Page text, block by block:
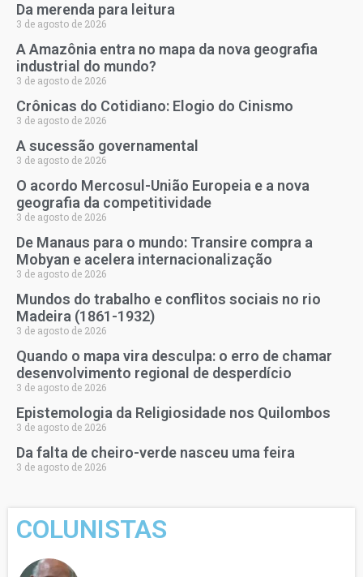
Da merenda para leitura
3 de agosto de 2026
A Amazônia entra no mapa da nova geografia
industrial do mundo?
3 de agosto de 2026
Crônicas do Cotidiano: Elogio do Cinismo
3 de agosto de 2026
A sucessão governamental
3 de agosto de 2026
O acordo Mercosul-União Europeia e a nova
geografia da competitividade
3 de agosto de 2026
De Manaus para o mundo: Transire compra a
Mobyan e acelera internacionalização
3 de agosto de 2026
Mundos do trabalho e conflitos sociais no rio
Madeira (1861-1932)
3 de agosto de 2026
Quando o mapa vira desculpa: o erro de chamar
desenvolvimento regional de desperdício
3 de agosto de 2026
Epistemologia da Religiosidade nos Quilombos
3 de agosto de 2026
Da falta de cheiro-verde nasceu uma feira
3 de agosto de 2026
COLUNISTAS